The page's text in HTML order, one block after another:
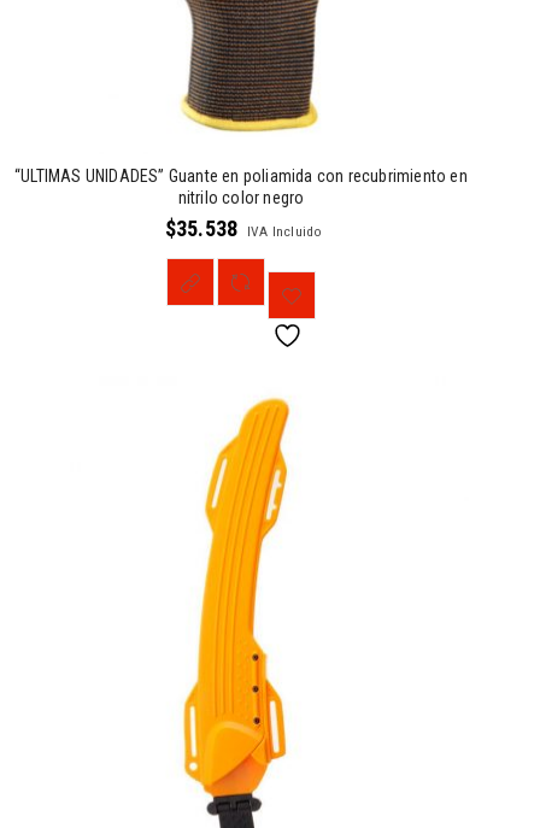
“ULTIMAS UNIDADES” Guante en poliamida con recubrimiento en
nitrilo color negro
$35.538 IVA Incluido